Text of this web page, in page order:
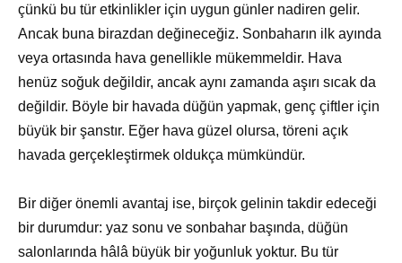
çünkü bu tür etkinlikler için uygun günler nadiren gelir.
Ancak buna birazdan değineceğiz. Sonbaharın ilk ayında
veya ortasında hava genellikle mükemmeldir. Hava
henüz soğuk değildir, ancak aynı zamanda aşırı sıcak da
değildir. Böyle bir havada düğün yapmak, genç çiftler için
büyük bir şanstır. Eğer hava güzel olursa, töreni açık
havada gerçekleştirmek oldukça mümkündür.
Bir diğer önemli avantaj ise, birçok gelinin takdir edeceği
bir durumdur: yaz sonu ve sonbahar başında, düğün
salonlarında hâlâ büyük bir yoğunluk yoktur. Bu tür